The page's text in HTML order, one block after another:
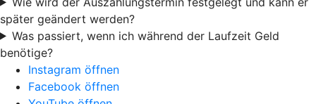
später geändert werden?
Was passiert, wenn ich während der Laufzeit Geld
benötige?
Instagram öffnen
Facebook öffnen